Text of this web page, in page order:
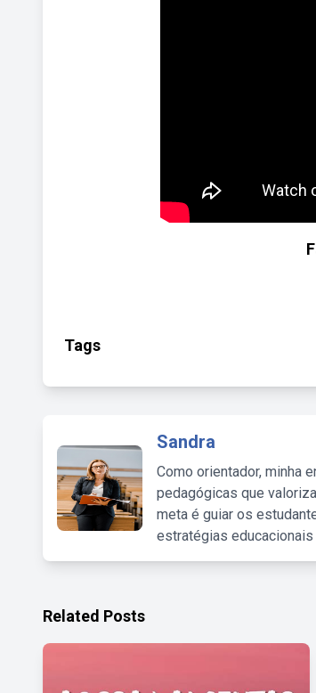
Tags
Sandra
Como orientador, minha
pedagógicas que
meta é guiar os
estratégias
Related Posts